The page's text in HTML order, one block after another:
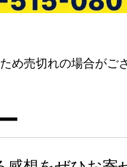
め売切れの場合がご